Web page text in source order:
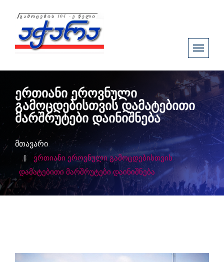
ერთიანი ეროვნული
გამოცდებისთვის დამატებითი
მარშრუტები დაინიშნება
მთავარი
ერთიანი ეროვნული გამოცდებისთვის
დამატებითი მარშრუტები დაინიშნება